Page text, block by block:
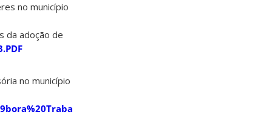
no município
da adoção de
no município